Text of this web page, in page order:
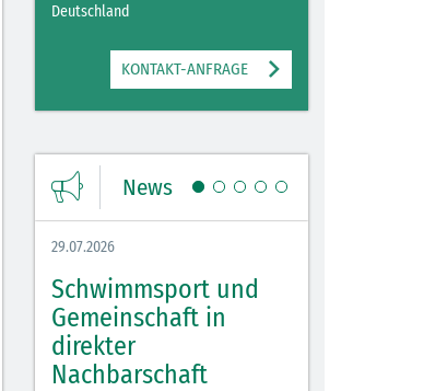
Deutschland
KONTAKT-ANFRAGE
News
29.07.2026
Schwimmsport und
Gemeinschaft in
direkter
Nachbarschaft